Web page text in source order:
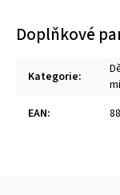
Doplňkové
Kategorie:
EAN: